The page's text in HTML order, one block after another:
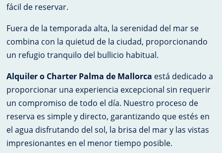
fácil de reservar.
Fuera de la temporada alta, la serenidad del mar se
combina con la quietud de la ciudad, proporcionando
un refugio tranquilo del bullicio habitual.
Alquiler o Charter Palma de Mallorca está dedicado a
proporcionar una experiencia excepcional sin requerir
un compromiso de todo el día. Nuestro proceso de
reserva es simple y directo, garantizando que estés en
el agua disfrutando del sol, la brisa del mar y las vistas
impresionantes en el menor tiempo posible.